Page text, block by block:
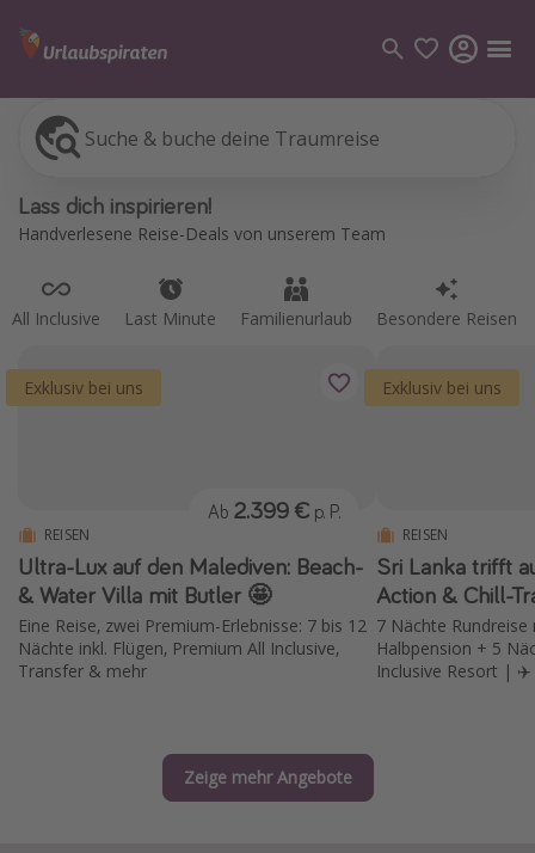
Suche & buche deine Traumreise
Lass dich inspirieren!
Handverlesene Reise-Deals von unserem Team
All Inclusive Last Minute Familienurlaub Besondere Reisen
All Inclusive
Flüge
Pauschalreisen
Reiseziele
Gozo Urlaub
Normandie Urlaub
Goa Urlaub
St. Lucia Urlaub
Kefalonia Urlaub
Sri Lanka Rundreise
Exklusiv bei uns
REISEN
Ultra-Lux auf den Malediven: Beach-
& Water Villa mit Butler 🤩
Eine Reise, zwei Premium-Erlebnisse: 7 bis 12
Nächte inkl. Flügen, Premium All Inclusive,
Transfer & mehr
Ab 2.399 € p. P.
Exklusiv bei uns
REISEN
Sri Lanka trifft
7 Nächte
Halbpension + 5
Zeige mehr Angebote